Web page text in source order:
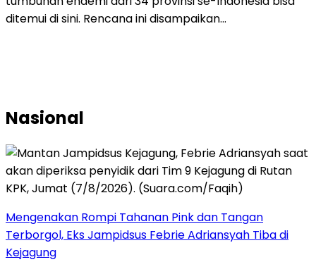
ditemui di sini. Rencana ini disampaikan…
Nasional
Mengenakan Rompi Tahanan Pink dan Tangan
Terborgol, Eks Jampidsus Febrie Adriansyah Tiba di
Kejagung